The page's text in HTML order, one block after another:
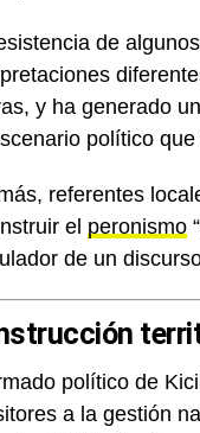
de
y ha generado
político
referentes
el peronismo
de un
político de
a la gestión